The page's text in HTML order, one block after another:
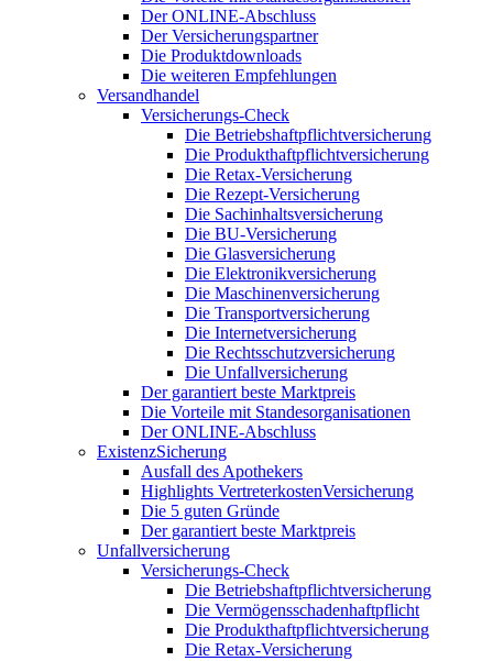
Der ONLINE-Abschluss
Der Versicherungspartner
Die Produktdownloads
Die weiteren Empfehlungen
Versandhandel
Versicherungs-Check
Die Betriebshaftpflichtversicherung
Die Produkthaftpflichtversicherung
Die Retax-Versicherung
Die Rezept-Versicherung
Die Sachinhaltsversicherung
Die BU-Versicherung
Die Glasversicherung
Die Elektronikversicherung
Die Maschinenversicherung
Die Transportversicherung
Die Internetversicherung
Die Rechtsschutzversicherung
Die Unfallversicherung
Der garantiert beste Marktpreis
Die Vorteile mit Standesorganisationen
Der ONLINE-Abschluss
ExistenzSicherung
Ausfall des Apothekers
Highlights VertreterkostenVersicherung
Die 5 guten Gründe
Der garantiert beste Marktpreis
Unfallversicherung
Versicherungs-Check
Die Betriebshaftpflichtversicherung
Die Vermögensschadenhaftpflicht
Die Produkthaftpflichtversicherung
Die Retax-Versicherung